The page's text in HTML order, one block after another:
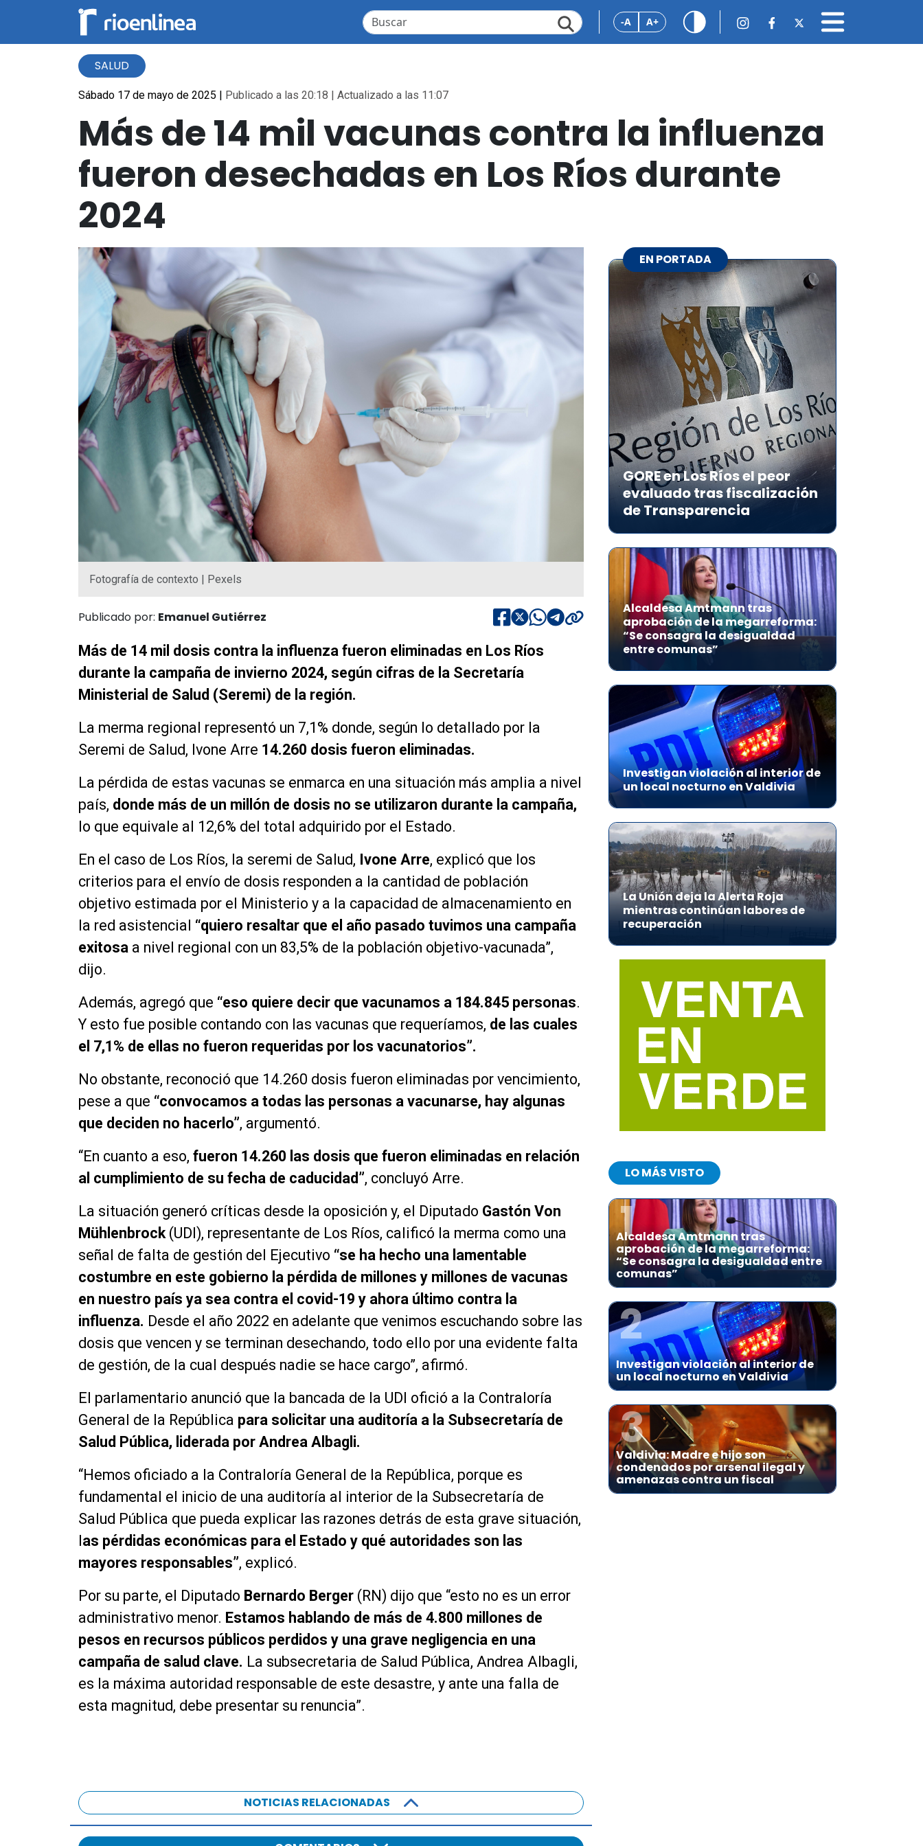
-A A+
SALUD
Sábado 17 de mayo de 2025 | Publicado a las 20:18 | Actualizado a las 11:07
Más de 14 mil vacunas contra la influenza
fueron desechadas en Los Ríos durante
2024
Fotografía de contexto | Pexels
Publicado por: Emanuel Gutiérrez
Más de 14 mil dosis contra la influenza fueron eliminadas en Los Ríos
durante la campaña de invierno 2024, según cifras de la Secretaría
Ministerial de Salud (Seremi) de la región.
La merma regional representó un 7,1% donde, según lo detallado por la
Seremi de Salud, Ivone Arre 14.260 dosis fueron eliminadas.
La pérdida de estas vacunas se enmarca en una situación más amplia a nivel
país, donde más de un millón de dosis no se utilizaron durante la campaña,
lo que equivale al 12,6% del total adquirido por el Estado.
En el caso de Los Ríos, la seremi de Salud, Ivone Arre, explicó que los
criterios para el envío de dosis responden a la cantidad de población
objetivo estimada por el Ministerio y a la capacidad de almacenamiento en
la red asistencial “quiero resaltar que el año pasado tuvimos una campaña
exitosa a nivel regional con un 83,5% de la población objetivo-vacunada”,
dijo.
Además, agregó que “eso quiere decir que vacunamos a 184.845 personas.
Y esto fue posible contando con las vacunas que requeríamos, de las cuales
el 7,1% de ellas no fueron requeridas por los vacunatorios”.
No obstante, reconoció que 14.260 dosis fueron eliminadas por vencimiento,
pese a que “convocamos a todas las personas a vacunarse, hay algunas
que deciden no hacerlo”, argumentó.
“En cuanto a eso, fueron 14.260 las dosis que fueron eliminadas en relación
al cumplimiento de su fecha de caducidad”, concluyó Arre.
La situación generó críticas desde la oposición y, el Diputado Gastón Von
Mühlenbrock (UDI), representante de Los Ríos, calificó la merma como una
señal de falta de gestión del Ejecutivo “se ha hecho una lamentable
costumbre en este gobierno la pérdida de millones y millones de vacunas
en nuestro país ya sea contra el covid-19 y ahora último contra la
influenza. Desde el año 2022 en adelante que venimos escuchando sobre las
dosis que vencen y se terminan desechando, todo ello por una evidente falta
de gestión, de la cual después nadie se hace cargo”, afirmó.
El parlamentario anunció que la bancada de la UDI ofició a la Contraloría
General de la República para solicitar una auditoría a la Subsecretaría de
Salud Pública, liderada por Andrea Albagli.
“Hemos oficiado a la Contraloría General de la República, porque es
fundamental el inicio de una auditoría al interior de la Subsecretaría de
Salud Pública que pueda explicar las razones detrás de esta grave situación,
las pérdidas económicas para el Estado y qué autoridades son las
mayores responsables”, explicó.
Por su parte, el Diputado Bernardo Berger (RN) dijo que “esto no es un error
administrativo menor. Estamos hablando de más de 4.800 millones de
pesos en recursos públicos perdidos y una grave negligencia en una
campaña de salud clave. La subsecretaria de Salud Pública, Andrea Albagli,
es la máxima autoridad responsable de este desastre, y ante una falla de
esta magnitud, debe presentar su renuncia”.
NOTICIAS RELACIONADAS
EN PORTADA
GORE en Los Ríos el peor
evaluado tras fiscalización
de Transparencia
Alcaldesa Amtmann tras
aprobación de la megarreforma:
“Se consagra la desigualdad
entre comunas”
Investigan violación al interior de
un local nocturno en Valdivia
La Unión deja la Alerta Roja
mientras continúan labores de
recuperación
LO MÁS VISTO
1
Alcaldesa Amtmann tras
aprobación de la megarreforma:
“Se consagra la desigualdad entre
comunas”
2
Investigan violación al interior de
un local nocturno en Valdivia
3
Valdivia: Madre e hijo son
condenados por arsenal ilegal y
amenazas contra un fiscal